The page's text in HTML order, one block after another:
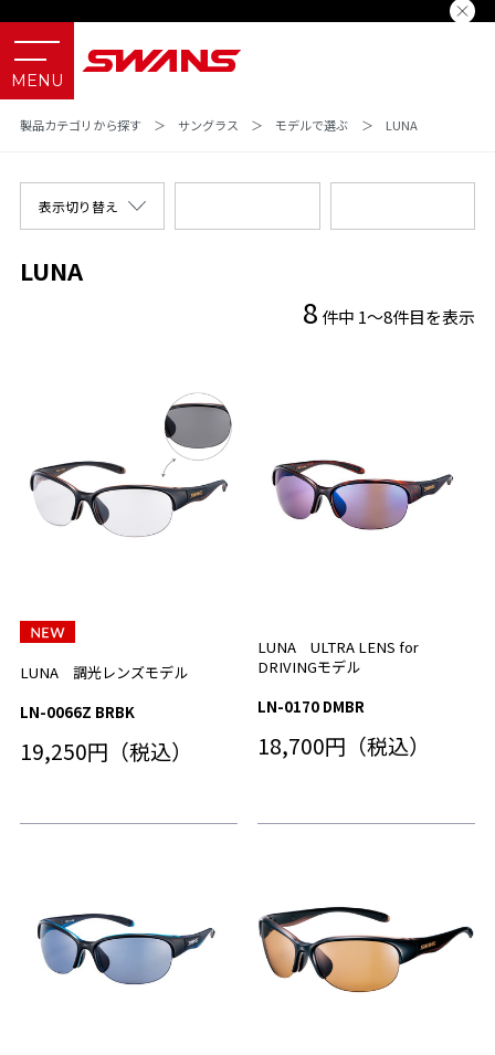
製品カテゴリから探す ＞ サングラス ＞ モデルで選ぶ ＞ LUNA
LUNA
8 件中 1～8件目を表示
表示切り替え
LUNA 調光レンズモデル
LN-0066Z BRBK
19,250円（税込）
LUNA ULTRA LENS for
DRIVINGモデル
LN-0170 DMBR
18,700円（税込）